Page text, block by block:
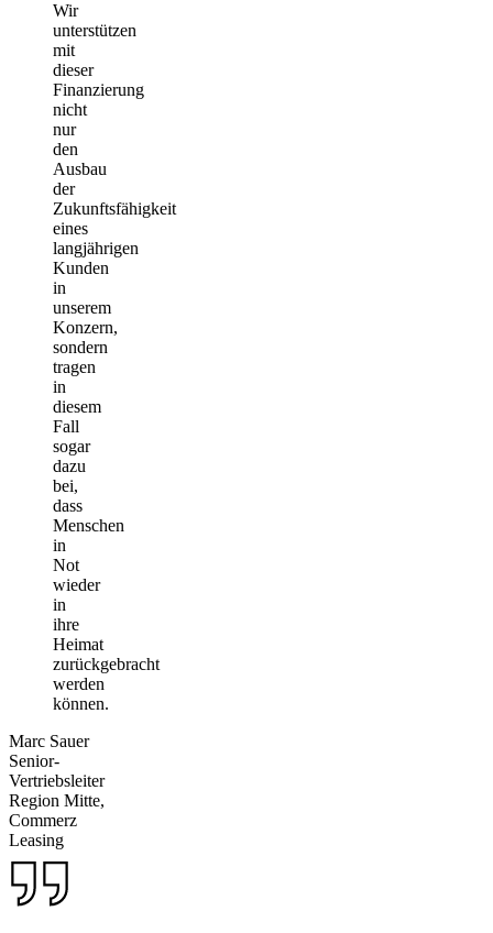
Wir
unterstützen
mit
dieser
Finanzierung
nicht
nur
den
Ausbau
der
Zukunftsfähigkeit
eines
langjährigen
Kunden
in
unserem
Konzern,
sondern
tragen
in
diesem
Fall
sogar
dazu
bei,
dass
Menschen
in
Not
wieder
in
ihre
Heimat
zurückgebracht
werden
können.
Marc Sauer
Senior-
Vertriebsleiter
Region Mitte,
Commerz
Leasing